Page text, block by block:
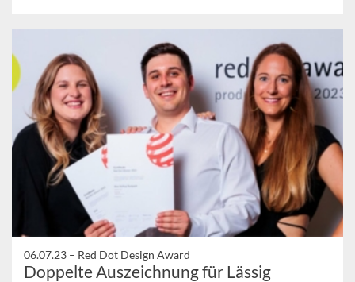
06.07.23 – Red Dot Design Award
Doppelte Auszeichnung für Lässig